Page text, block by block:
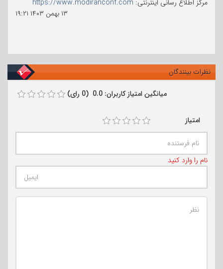
مرکز اطلاع رسانی اینترنتی: https://www.modiranconf.com
۱۳ بهمن ۱۴۰۳
۱۹:۲۱
نظرات بینندگان
میانگین امتیاز کاربران: 0.0 (0 رای)
امتیاز
نام را وارد کنید